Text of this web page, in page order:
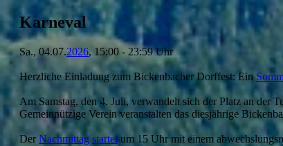
Karneval
Sa., 04.07.2026, 15:00 - 23:59 Uhr
Herzliche Einladung zum Bickenbacher Dorffest: Ein
Am Samstag, den 4. Juli, verwandelt sich der Platz an der
Gemeinnützige Verein veranstalten das diesjährige
Der Nachmittag startetum 15 Uhr mit einem